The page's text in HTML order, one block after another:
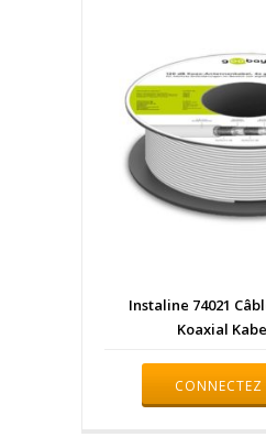
Instaline 74021
Koaxial